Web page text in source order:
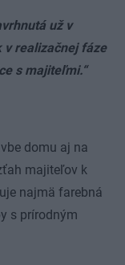
už v
realizačnej fáze
s majiteľmi.“
domu aj na
majiteľov k
najmä farebná
s prírodným